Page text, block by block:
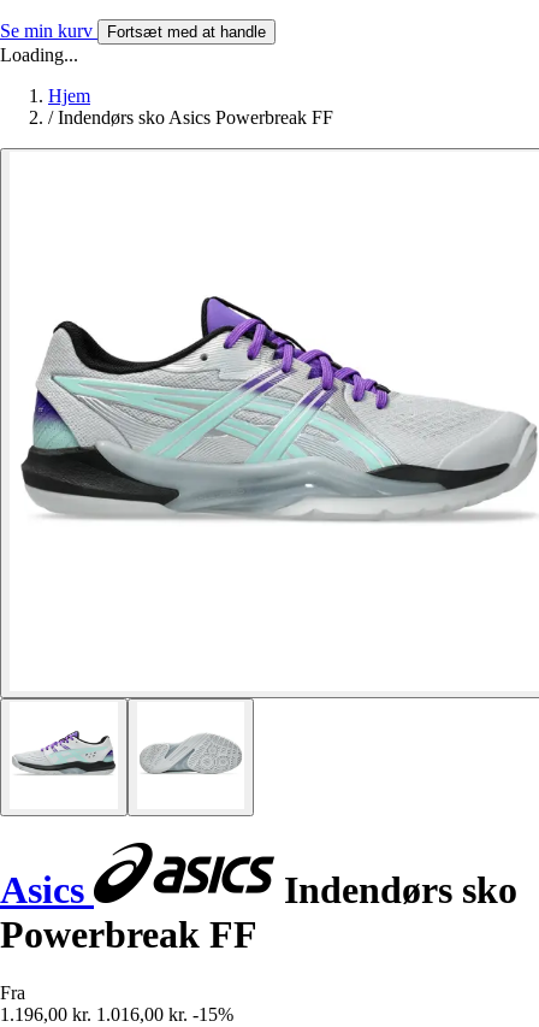
Se min kurv Fortsæt med at handle
Loading...
Hjem
/ Indendørs sko Asics Powerbreak FF
Asics
Indendørs sko
Powerbreak FF
Fra
1.196,00 kr. 1.016,00 kr. -15%